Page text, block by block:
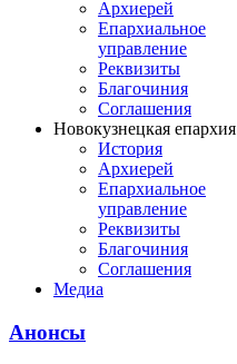
Архиерей
Епархиальное
управление
Реквизиты
Благочиния
Соглашения
Новокузнецкая епархия
История
Архиерей
Епархиальное
управление
Реквизиты
Благочиния
Соглашения
Медиа
Анонсы